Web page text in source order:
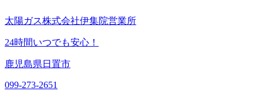
太陽ガス株式会社伊集院営業所
24時間いつでも安心！
鹿児島県日置市
099-273-2651